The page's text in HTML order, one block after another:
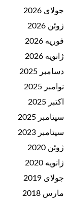
جولای 2026
ژوئن 2026
فوریه 2026
ژانویه 2026
دسامبر 2025
نوامبر 2025
اکتبر 2025
سپتامبر 2025
سپتامبر 2023
ژوئن 2020
ژانویه 2020
جولای 2019
مارس 2018